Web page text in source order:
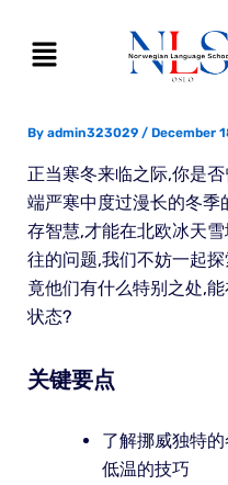
content
Menu
By admin323029 / December
正当寒冬来临之际,你是
端严寒中度过漫长的冬季
存智慧,才能在北欧冰天
往的问题,我们不妨一起
竟他们有什么特别之处,
状态?
关键要点
了解挪威独特
低温的技巧